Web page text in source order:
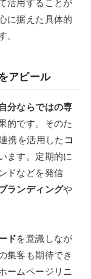
活用することが
に据えた具体的
。
アピール
自分ならではの専
的です。そのた
携を活用した コ
ます。定期的に
ドなどを発信
ランディングや
ドを意識しなが
集客も期待でき
ームページリニ